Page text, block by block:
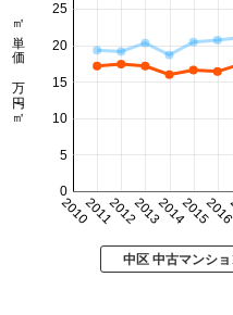
201020112012201320142015
0
5
10
15
20
25
㎡単価 万円/㎡
中区 中古マンシ